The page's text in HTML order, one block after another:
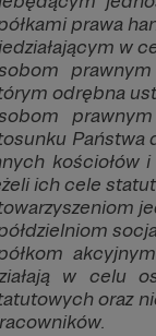
prawa
w
odrębna
Państwa
kościołów
ich cele
w celu
oraz